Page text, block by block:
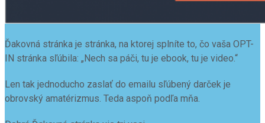
Ďakovná stránka je stránka, na ktorej splníte to, čo vaša OPT-
IN stránka sľúbila: „Nech sa páči, tu je ebook, tu je video.“
Len tak jednoducho zaslať do emailu sľúbený darček je
obrovský amatérizmus. Teda aspoň podľa mňa.